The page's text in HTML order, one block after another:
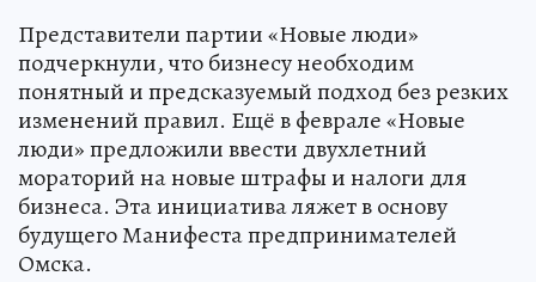
Представители партии «Новые люди»
подчеркнули, что бизнесу необходим
понятный и предсказуемый подход без резких
изменений правил. Ещё в феврале «Новые
люди» предложили ввести двухлетний
мораторий на новые штрафы и налоги для
бизнеса. Эта инициатива ляжет в основу
будущего Манифеста предпринимателей
Омска.